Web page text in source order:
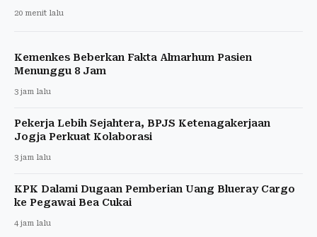
20 menit lalu
Kemenkes Beberkan Fakta Almarhum Pasien
Menunggu 8 Jam
3 jam lalu
Pekerja Lebih Sejahtera, BPJS Ketenagakerjaan
Jogja Perkuat Kolaborasi
3 jam lalu
KPK Dalami Dugaan Pemberian Uang Blueray Cargo
ke Pegawai Bea Cukai
4 jam lalu